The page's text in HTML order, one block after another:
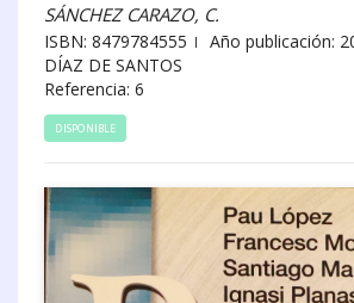
SÁNCHEZ CARAZO, C.
ISBN: 8479784555
Año publicación:
DÍAZ DE SANTOS
Referencia: 6
DISPONIBLE